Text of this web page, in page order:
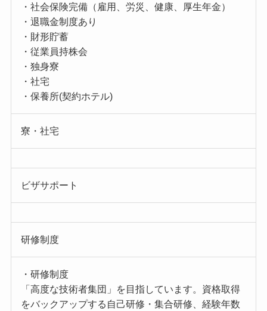
・社会保険完備（雇用、労災、健康、厚生年金）
・退職金制度あり
・財形貯蓄
・従業員持株会
・独身寮
・社宅
・保養所(契約ホテル)
寮・社宅
ビザサポート
研修制度
・研修制度
「高度な技術者集団」を目指しています。資格取得
をバックアップする自己研修・集合研修、経験年数